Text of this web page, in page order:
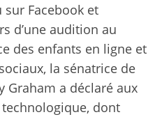
Facebook et
d’une audition au
des enfants en ligne et
la sénatrice de
Graham a déclaré aux
dont